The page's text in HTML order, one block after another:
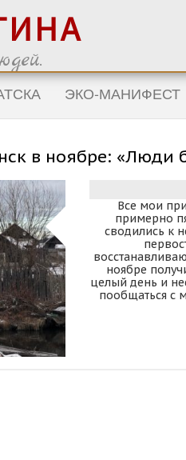
ЭКО-МАНИФЕСТ
в ноябре: «Люди
Все мои
примерно
сводились к
ноябре
целый день и
пообщаться с